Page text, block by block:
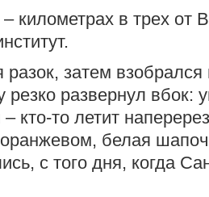
километрах в трех от
разок, затем
развернул вбок:
кто-то летит
белая
с того дня, когда